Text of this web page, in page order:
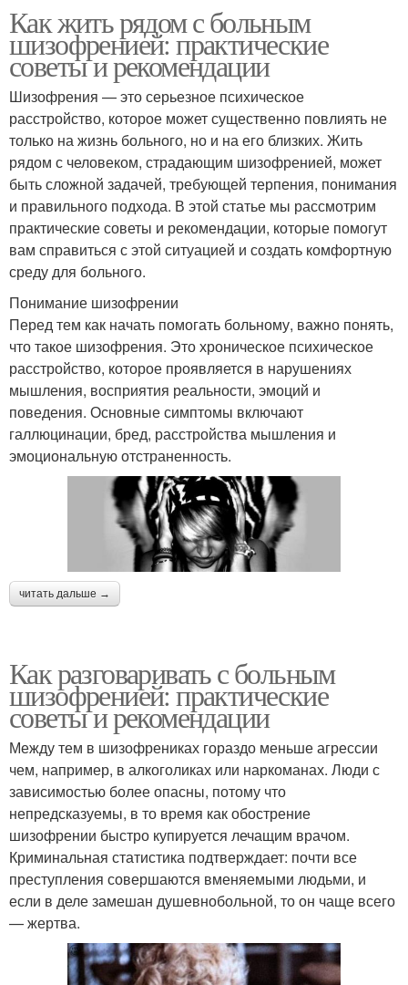
Как жить рядом с больным
шизофренией: практические
советы и рекомендации
Шизофрения — это серьезное психическое
расстройство, которое может существенно повлиять не
только на жизнь больного, но и на его близких. Жить
рядом с человеком, страдающим шизофренией, может
быть сложной задачей, требующей терпения, понимания
и правильного подхода. В этой статье мы рассмотрим
практические советы и рекомендации, которые помогут
вам справиться с этой ситуацией и создать комфортную
среду для больного.
Понимание шизофрении
Перед тем как начать помогать больному, важно понять,
что такое шизофрения. Это хроническое психическое
расстройство, которое проявляется в нарушениях
мышления, восприятия реальности, эмоций и
поведения. Основные симптомы включают
галлюцинации, бред, расстройства мышления и
эмоциональную отстраненность.
читать дальше →
Как разговаривать с больным
шизофренией: практические
советы и рекомендации
Между тем в шизофрениках гораздо меньше агрессии
чем, например, в алкоголиках или наркоманах. Люди с
зависимостью более опасны, потому что
непредсказуемы, в то время как обострение
шизофрении быстро купируется лечащим врачом.
Криминальная статистика подтверждает: почти все
преступления совершаются вменяемыми людьми, и
если в деле замешан душевнобольной, то он чаще всего
— жертва.